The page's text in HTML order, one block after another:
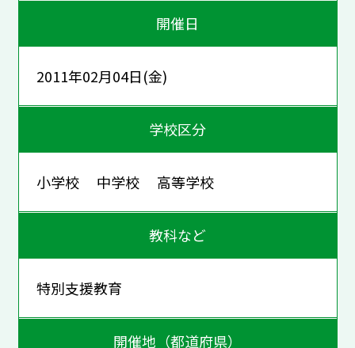
開催日
2011年02月04日(金)
学校区分
小学校 中学校 高等学校
教科など
特別支援教育
開催地（都道府県）